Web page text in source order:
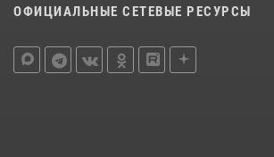
ОФИЦИАЛЬНЫЕ СЕТЕВЫЕ РЕСУРСЫ